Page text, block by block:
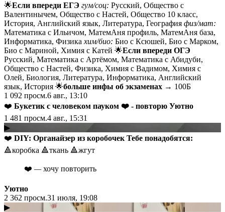
🌟Если впереди ЕГЭ гум/соц: Русский, Общество с
Валентинычем, Общество с Настей, Общество 10 класс,
История, Английский язык, Литература, География физ/мат:
Математика с Ильичом, МатемАня профиль, МатемАня база,
Информатика, Физика хим/био: Био с Ксюшей, Био с Марком,
Био с Мариной, Химия с Катей 🌟Если впереди ОГЭ
Русский, Математика с Артёмом, Математика с Абидуби,
Общество с Настей, Физика, Химия с Вадимом, Химия с
Олей, Биология, Литература, Информатика, Английский
язык, История 🌟больше инфы об экзаменах → 100Б
1 092 просм.6 авг., 13:10
❤️ Букетик с человеком пауком ❤️ - повторю Уютно
1 481 просм.4 авг., 15:31
▶
❤️ DIY: Органайзер из коробочек Тебе понадобятся:
🔺коробка 🔺ткань 🔺жгут
❤️ —хочу повторить
Уютно
2 362 просм.31 июля, 19:08
▶